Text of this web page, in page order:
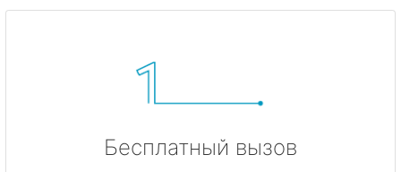
Бесплатный вызов